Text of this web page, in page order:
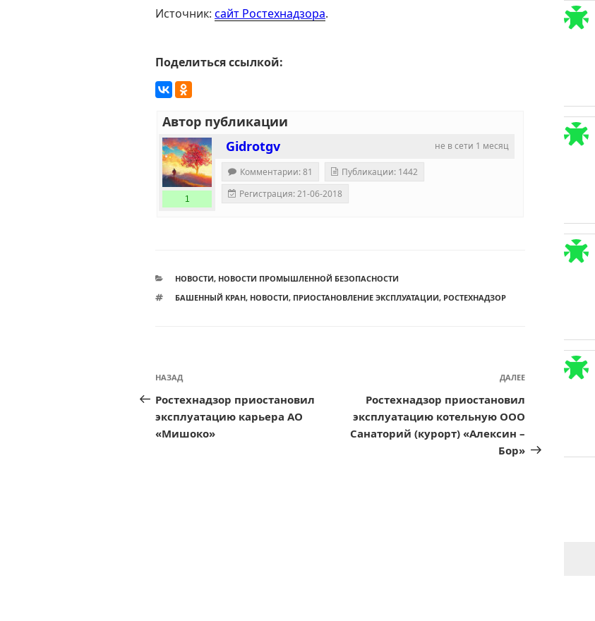
Источник: сайт Ростехнадзора.
Поделиться ссылкой:
Автор публикации
не в сети 1 месяц
Gidrotgv
1
Комментарии: 81
Публикации: 1442
Регистрация: 21-06-2018
РУБРИКИ
НОВОСТИ, НОВОСТИ ПРОМЫШЛЕННОЙ БЕЗОПАСНОСТИ
МЕТКИ
БАШЕННЫЙ КРАН, НОВОСТИ, ПРИОСТАНОВЛЕНИЕ ЭКСПЛУАТАЦИИ, РОСТЕХНАДЗОР
Навигация
записям
Предыдущая
запись:
НАЗАД
Ростехнадзор приостановил
эксплуатацию карьера АО
«Мишоко»
Следующая
ДАЛЕЕ
Ростехнадзор приостановил
эксплуатацию котельную ООО
Санаторий (курорт) «Алексин –
Бор»